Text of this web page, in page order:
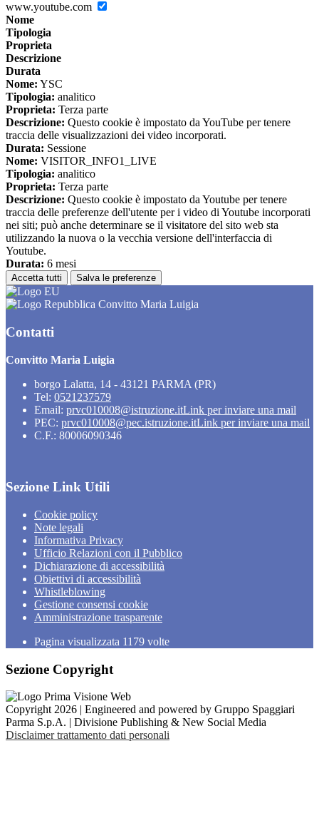
www.youtube.com
Nome
Tipologia
Proprieta
Descrizione
Durata
Nome: YSC
Tipologia: analitico
Proprieta: Terza parte
Descrizione: Questo cookie è impostato da YouTube per tenere
traccia delle visualizzazioni dei video incorporati.
Durata: Sessione
Nome: VISITOR_INFO1_LIVE
Tipologia: analitico
Proprieta: Terza parte
Descrizione: Questo cookie è impostato da Youtube per tenere
traccia delle preferenze dell'utente per i video di Youtube incorporati
nei siti; può anche determinare se il visitatore del sito web sta
utilizzando la nuova o la vecchia versione dell'interfaccia di
Youtube.
Durata: 6 mesi
Accetta tutti Salva le preferenze
Convitto Maria Luigia
Contatti
Convitto Maria Luigia
borgo Lalatta, 14 - 43121 PARMA (PR)
Tel: 0521237579
Email: prvc010008@istruzione.itLink per inviare una mail
PEC: prvc010008@pec.istruzione.itLink per inviare una mail
C.F.: 80006090346
Sezione Link Utili
Cookie policy
Note legali
Informativa Privacy
Ufficio Relazioni con il Pubblico
Dichiarazione di accessibilità
Obiettivi di accessibilità
Whistleblowing
Gestione consensi cookie
Amministrazione trasparente
Pagina visualizzata 1179 volte
Sezione Copyright
Copyright 2026 | Engineered and powered by Gruppo Spaggiari
Parma S.p.A. | Divisione Publishing & New Social Media
Disclaimer trattamento dati personali